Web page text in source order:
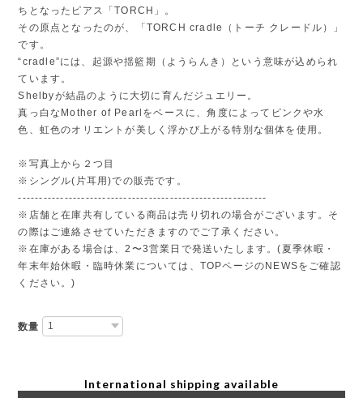
ちとなったピアス「TORCH」。
その原点となったのが、「TORCH cradle（トーチ クレードル）」
です。
“cradle”には、起源や揺籃期（ようらんき）という意味が込められ
ています。
Shelbyが結晶のように大切に育んだジュエリー。
真っ白なMother of Pearlをベースに、角度によってピンクや水
色、虹色のオリエントが美しく浮かび上がる特別な個体を使用。
※写真上から２つ目
※シングル(片耳用)での販売です。
-----------------------------------------------------------
※店舗と在庫共有している商品は売り切れの場合がございます。そ
の際はご連絡させていただきますのでご了承ください。
※在庫がある場合は、2〜3営業日で発送いたします。(夏季休暇・
年末年始休暇・臨時休業については、TOPページのNEWSをご確認
ください。)
数量
International shipping available